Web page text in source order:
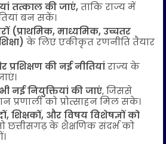
तत्काल की जाएं,ताकि राज्य में
बन सकें।
(प्राथमिक, माध्यमिक, उच्चतर
के लिए एकीकृत रणनीति तैयार
की नई नीतियांराज्य के
नई नियुक्तियां की जाएं, जिससे
प्रणाली को प्रोत्साहन मिल सके।
शिक्षकों, और विषय विशेषज्ञों को
छत्तीसगढ़ के शैक्षणिक संदर्भ को